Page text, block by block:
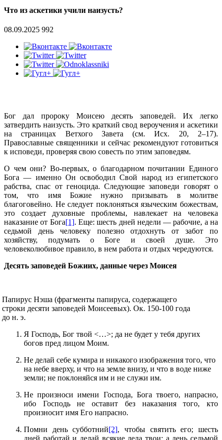
Что из аскетики учили наизусть?
08.09.2025 992
Бог дал пророку Моисею десять заповедей. Их легко
затвердить наизусть. Это краткий свод вероучения и аскетики
на страницах Ветхого Завета (см. Исх. 20, 2–17).
Православные священники и сейчас рекомендуют готовиться
к исповеди, проверяя свою совесть по этим заповедям.
О чем они? Во-первых, о благодарном почитании Единого
Бога — именно Он освободил Свой народ из египетского
рабства, спас от геноцида. Следующие заповеди говорят о
том, что имя Божие нужно призывать в молитве
благоговейно. Не следует поклоняться языческим божествам,
это создает духовные проблемы, навлекает на человека
наказание от Бога[1]. Еще: шесть дней недели — рабочие, а на
седьмой день человеку полезно отдохнуть от забот по
хозяйству, подумать о Боге и своей душе. Это
человеколюбивое правило, в нем работа и отдых чередуются.
Десять заповедей Божиих, данные через Моисея
Папирус Нэша (фрагменты папируса, содержащего
строки десяти заповедей Моисеевых). Ок. 150-100 года
до н. э.
Я Господь, Бог твой <…>; да не будет у тебя других
богов пред лицом Моим.
Не делай себе кумира и никакого изображения того, что
на небе вверху, и что на земле внизу, и что в воде ниже
земли; не поклоняйся им и не служи им.
Не произноси имени Господа, Бога твоего, напрасно,
ибо Господь не оставит без наказания того, кто
произносит имя Его напрасно.
Помни день субботний[2], чтобы святить его; шесть